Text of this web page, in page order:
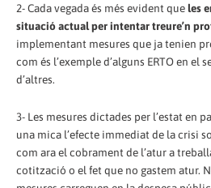
2- Cada vegada és més evident queles
situació actual per intentar treure’n
implementant mesures que ja tenien
com és l’exemple d’alguns ERTO en el
d’altres.
3- Les mesures dictades per l’estat en
una mica l’efecte immediat de la crisi
com ara el cobrament de l’atur a
cotització o el fet que no gastem atur.